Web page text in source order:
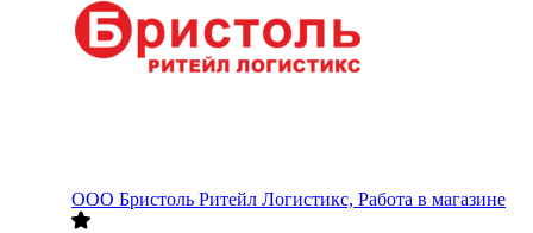
ООО Бристоль Ритейл Логистикс, Работа в магазине